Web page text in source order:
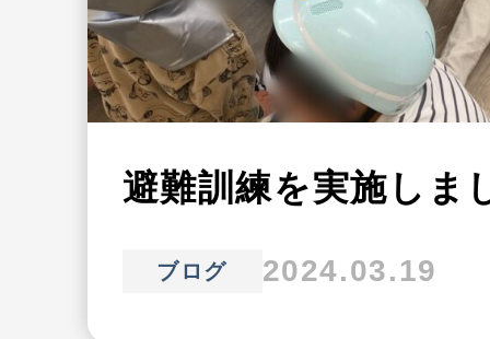
避難訓練を実施しま
ブログ 2024.03.19